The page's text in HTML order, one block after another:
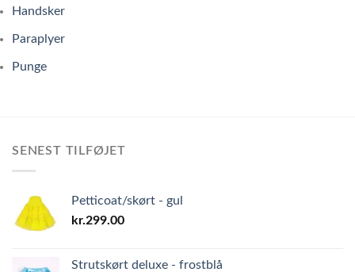
Handsker
Paraplyer
Punge
SENEST TILFØJET
Petticoat/skørt - gul
kr.299.00
Strutskørt deluxe - frostblå